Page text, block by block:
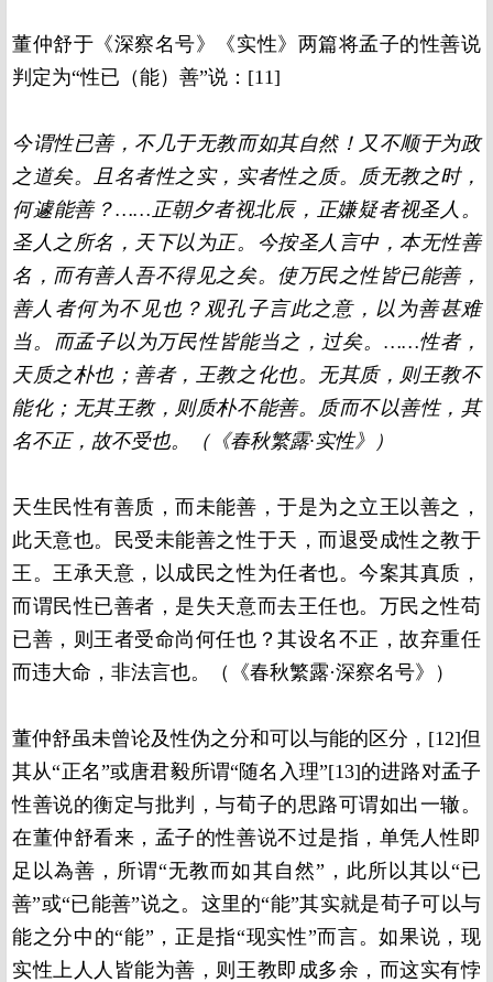
董仲舒于《深察名号》《实性》两篇将孟子的性善说
判定为“性已（能）善”说：[11]
今谓性已善，不几于无教而如其自然！又不顺于为政
之道矣。且名者性之实，实者性之质。质无教之时，
何遽能善？……正朝夕者视北辰，正嫌疑者视圣人。
圣人之所名，天下以为正。今按圣人言中，本无性善
名，而有善人吾不得见之矣。使万民之性皆已能善，
善人者何为不见也？观孔子言此之意，以为善甚难
当。而孟子以为万民性皆能当之，过矣。……性者，
天质之朴也；善者，王教之化也。无其质，则王教不
能化；无其王教，则质朴不能善。质而不以善性，其
名不正，故不受也。（《春秋繁露·实性》）
天生民性有善质，而未能善，于是为之立王以善之，
此天意也。民受未能善之性于天，而退受成性之教于
王。王承天意，以成民之性为任者也。今案其真质，
而谓民性已善者，是失天意而去王任也。万民之性苟
已善，则王者受命尚何任也？其设名不正，故弃重任
而违大命，非法言也。（《春秋繁露·深察名号》）
董仲舒虽未曾论及性伪之分和可以与能的区分，[12]但
其从“正名”或唐君毅所谓“随名入理”[13]的进路对孟子
性善说的衡定与批判，与荀子的思路可谓如出一辙。
在董仲舒看来，孟子的性善说不过是指，单凭人性即
足以為善，所谓“无教而如其自然”，此所以其以“已
善”或“已能善”说之。这里的“能”其实就是荀子可以与
能之分中的“能”，正是指“现实性”而言。如果说，现
实性上人人皆能为善，则王教即成多余，而这实有悖